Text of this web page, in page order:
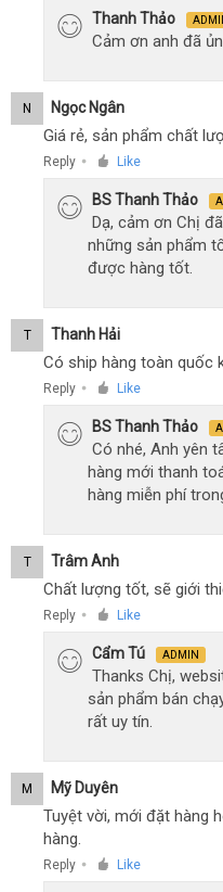
Thanh Thảo
Cảm ơn anh đã
N Ngọc Ngân
Giá rẻ, sản phẩm chất
Reply ● Like
BS Thanh Thảo
Dạ, cảm ơn Chị
những sản phẩm
được hàng tốt.
T Thanh Hải
Có ship hàng toàn quốc
Reply ● Like
BS Thanh Thảo
Có nhé, Anh yên
hàng mới thanh
hàng miễn phí
T Trâm Anh
Chất lượng tốt, sẽ giới
Reply ● Like
Cẩm Tú ADMIN
Thanks Chị,
sản phẩm bán
rất uy tín.
M Mỹ Duyên
Tuyệt vời, mới đặt hàng
hàng.
Reply ● Like